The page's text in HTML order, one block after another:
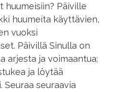
huumeisiin? Päiville
huumeita käyttävien,
vuoksi
Päivillä Sinulla on
arjesta ja voimaantua;
ja löytää
Seuraa seuraavia